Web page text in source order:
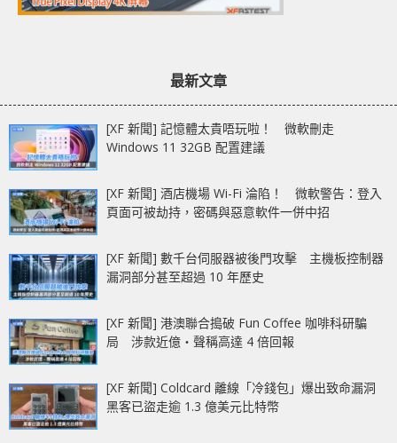
最新文章
[XF 新聞] 記憶體太貴唔玩啦！ 微軟刪走
Windows 11 32GB 配置建議
[XF 新聞] 酒店機場 Wi-Fi 淪陷！ 微軟警告：登入
頁面可被劫持，密碼與惡意軟件一併中招
[XF 新聞] 數千台伺服器被後門攻擊 主機板控制器
漏洞部分甚至超過 10 年歷史
[XF 新聞] 港澳聯合搗破 Fun Coffee 咖啡科研騙
局 涉款近億‧聲稱高達 4 倍回報
[XF 新聞] Coldcard 離線「冷錢包」爆出致命漏洞
黑客已盜走逾 1.3 億美元比特幣